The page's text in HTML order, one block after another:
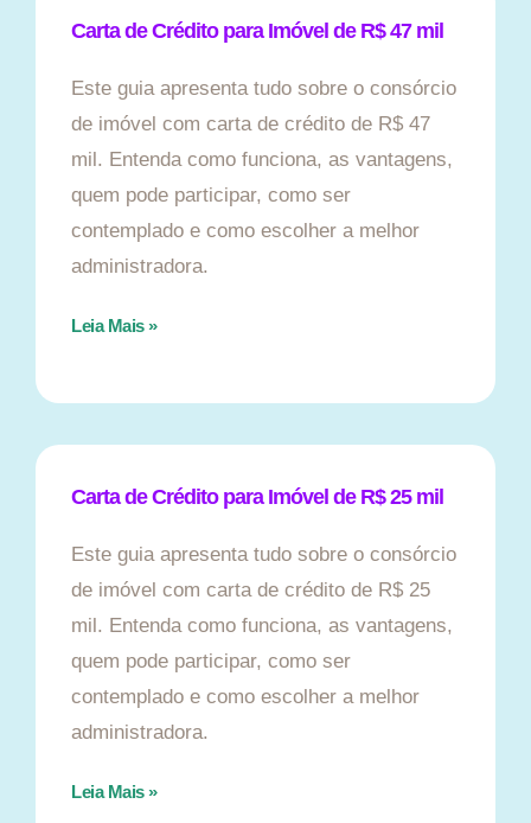
Carta de Crédito para Imóvel de R$ 47 mil
Este guia apresenta tudo sobre o consórcio
de imóvel com carta de crédito de R$ 47
mil. Entenda como funciona, as vantagens,
quem pode participar, como ser
contemplado e como escolher a melhor
administradora.
Leia Mais »
Carta de Crédito para Imóvel de R$ 25 mil
Este guia apresenta tudo sobre o consórcio
de imóvel com carta de crédito de R$ 25
mil. Entenda como funciona, as vantagens,
quem pode participar, como ser
contemplado e como escolher a melhor
administradora.
Leia Mais »